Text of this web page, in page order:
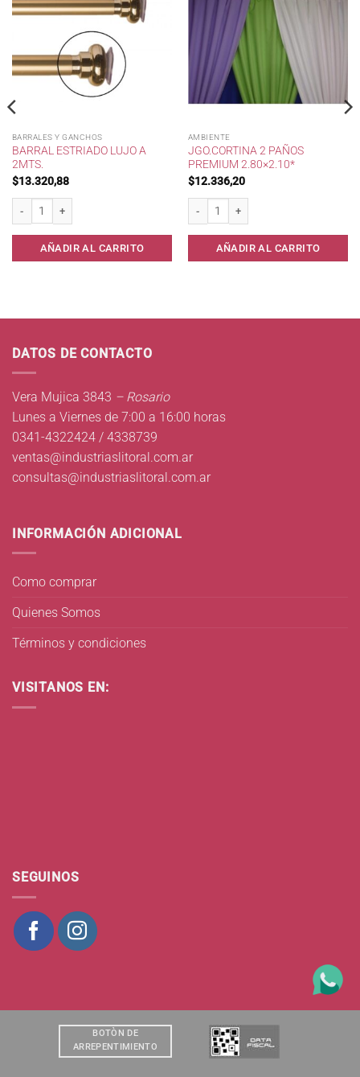
BARRALES Y GANCHOS
BARRAL ESTRIADO LUJO A
2MTS.
$13.320,88
Barral Estriado Lujo a 2mts. cantidad
AÑADIR AL CARRITO
AMBIENTE
JGO.CORTINA 2 PAÑOS
PREMIUM 2.80×2.10*
$12.336,20
Jgo.Cortina 2 Paños Premium
AÑADIR AL CARRITO
cc . cantidad
DATOS DE CONTACTO
Vera Mujica 3843 – Rosario
Lunes a Viernes de 7:00 a 16:00 horas
0341-4322424 / 4338739
ventas@industriaslitoral.com.ar
consultas@industriaslitoral.com.ar
INFORMACIÓN ADICIONAL
Como comprar
Quienes Somos
Términos y condiciones
VISITANOS EN:
SEGUINOS
BOTÒN DE
ARREPENTIMIENTO